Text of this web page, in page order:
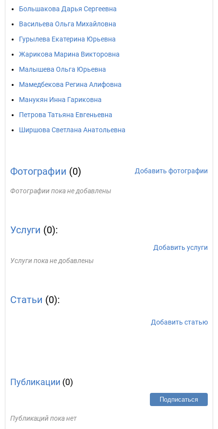
Большакова Дарья Сергеевна
Васильева Ольга Михайловна
Гурылева Екатерина Юрьевна
Жарикова Марина Викторовна
Малышева Ольга Юрьевна
Мамедбекова Регина Алифовна
Манукян Инна Гариковна
Петрова Татьяна Евгеньевна
Ширшова Светлана Анатольевна
Фотографии (0) Добавить фотографии
Фотографии пока не добавлены
Услуги (0):
Добавить услуги
Услуги пока не добавлены
Статьи (0):
Добавить статью
Публикации (0)
Подписаться
Публикаций пока нет